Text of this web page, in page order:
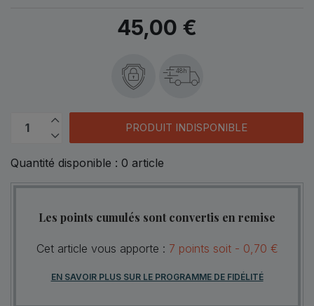
45,00 €
48h
PRODUIT INDISPONIBLE
Quantité disponible : 0 article
Les points cumulés sont convertis en remise
Cet article vous apporte : 7 points soit - 0,70 €
EN SAVOIR PLUS SUR LE PROGRAMME DE FIDÉLITÉ